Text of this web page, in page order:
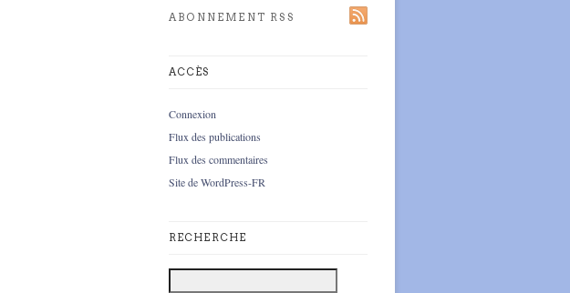
ABONNEMENT RSS
ACCÈS
Connexion
Flux des publications
Flux des commentaires
Site de WordPress-FR
RECHERCHE